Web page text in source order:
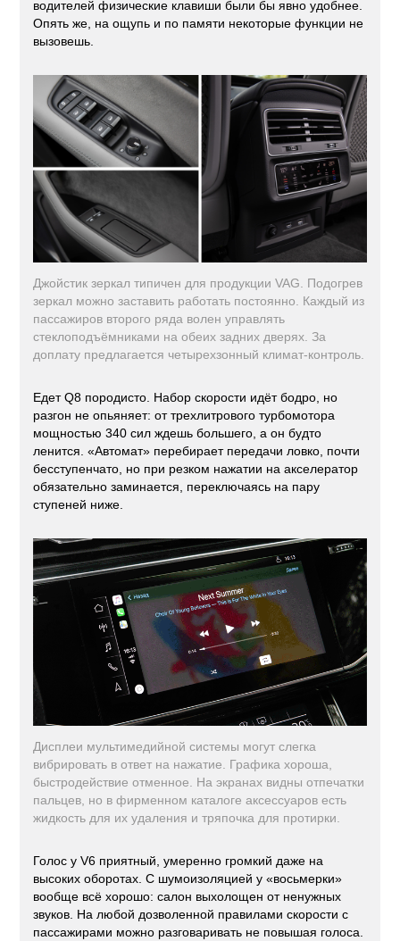
водителей физические клавиши были бы явно удобнее.
Опять же, на ощупь и по памяти некоторые функции не
вызовешь.
Джойстик зеркал типичен для продукции VAG. Подогрев
зеркал можно заставить работать постоянно. Каждый из
пассажиров второго ряда волен управлять
стеклоподъёмниками на обеих задних дверях. За
доплату предлагается четырехзонный климат-контроль.
Едет Q8 породисто. Набор скорости идёт бодро, но
разгон не опьяняет: от трехлитрового турбомотора
мощностью 340 сил ждешь большего, а он будто
ленится. «Автомат» перебирает передачи ловко, почти
бесступенчато, но при резком нажатии на акселератор
обязательно заминается, переключаясь на пару
ступеней ниже.
Дисплеи мультимедийной системы могут слегка
вибрировать в ответ на нажатие. Графика хороша,
быстродействие отменное. На экранах видны отпечатки
пальцев, но в фирменном каталоге аксессуаров есть
жидкость для их удаления и тряпочка для протирки.
Голос у V6 приятный, умеренно громкий даже на
высоких оборотах. С шумоизоляцией у «восьмерки»
вообще всё хорошо: салон выхолощен от ненужных
звуков. На любой дозволенной правилами скорости с
пассажирами можно разговаривать не повышая голоса.